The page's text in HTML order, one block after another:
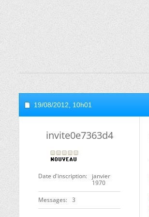
19/08/2012, 10h01
invite0e7363d4
Date d'inscription
janvier
1970
Messages 3